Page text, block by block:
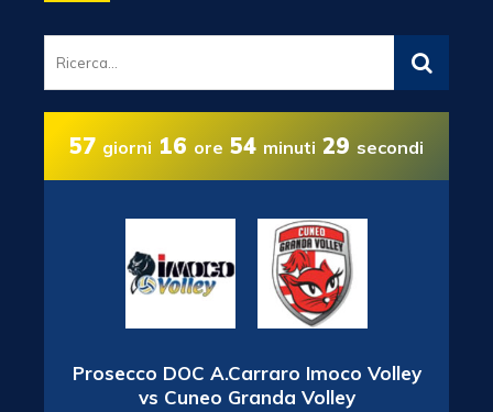
57 giorni 16 ore 54 minuti 28 secondi
Prosecco DOC A.Carraro Imoco Volley
vs Cuneo Granda Volley